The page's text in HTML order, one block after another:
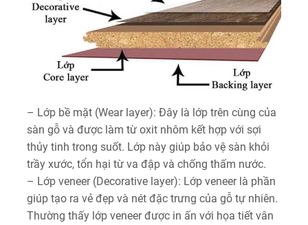
– Lớp bề mặt (Wear layer): Đây là lớp trên cùng của
sàn gỗ và được làm từ oxit nhôm kết hợp với sợi
thủy tinh trong suốt. Lớp này giúp bảo vệ sàn khỏi
trầy xước, tổn hại từ va đập và chống thấm nước.
– Lớp veneer (Decorative layer): Lớp veneer là phần
giúp tạo ra vẻ đẹp và nét đặc trưng của gỗ tự nhiên.
Thường thấy lớp veneer được in ấn với họa tiết vân